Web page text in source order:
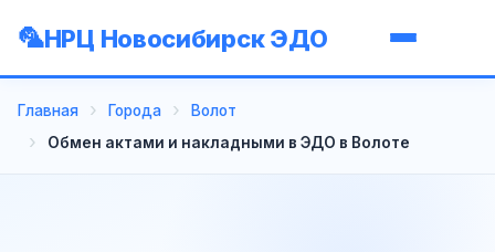
НРЦ Новосибирск ЭДО
Главная Города
Волот
Обмен актами и накладными в ЭДО в Волоте